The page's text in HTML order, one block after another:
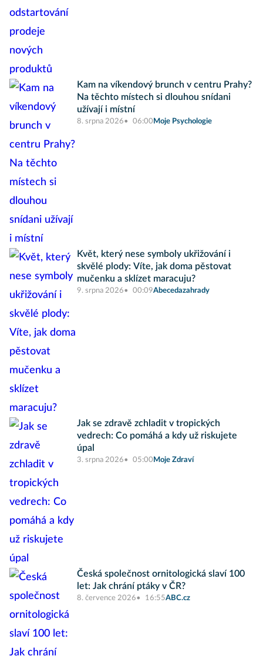
Kam na víkendový brunch v centru Prahy?
Na těchto místech si dlouhou snídani
užívají i místní
8. srpna 2026 06:00 Moje Psychologie
Květ, který nese symboly ukřižování i
skvělé plody: Víte, jak doma pěstovat
mučenku a sklízet maracuju?
9. srpna 2026 00:09Abecedazahrady
Jak se zdravě zchladit v tropických
vedrech: Co pomáhá a kdy už riskujete
úpal
3. srpna 2026 05:00 Moje Zdraví
Česká společnost ornitologická slaví 100
let: Jak chrání ptáky v ČR?
8. července 2026 16:55ABC.cz